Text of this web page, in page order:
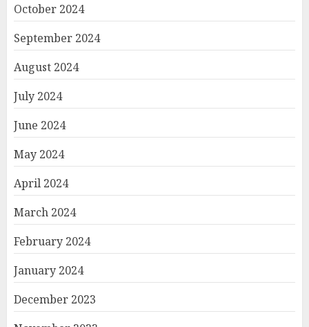
October 2024
September 2024
August 2024
July 2024
June 2024
May 2024
April 2024
March 2024
February 2024
January 2024
December 2023